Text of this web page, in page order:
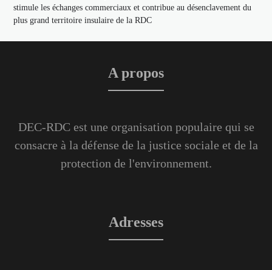
stimule les échanges commerciaux et contribue au désenclavement du
plus grand territoire insulaire de la RDC
A propos
DEC-RDC est une organisation populaire qui se
consacre à la défense de la justice sociale et de la
protection de l'environnement.
Adresses